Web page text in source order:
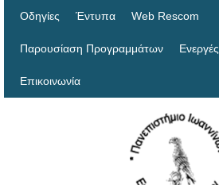
Οδηγίες Έντυπα Web Rescom
Παρουσίαση Προγραμμάτων
Επικοινωνία